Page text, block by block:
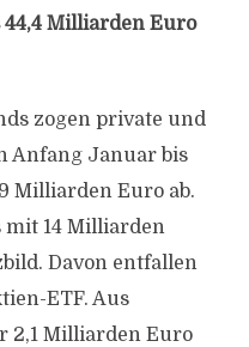
44,4 Milliarden Euro
zogen private und
Anfang Januar bis
Milliarden Euro ab.
mit 14 Milliarden
Davon entfallen
ETF. Aus
2,1 Milliarden Euro